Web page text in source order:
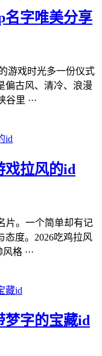
名字唯美分享
游戏时光多一份仪式
偏古风、清冷、浪漫
里 ···
戏拉风的id
片。一个简单却有记
态度。2026吃鸡拉风
格 ···
梦字的宝藏id